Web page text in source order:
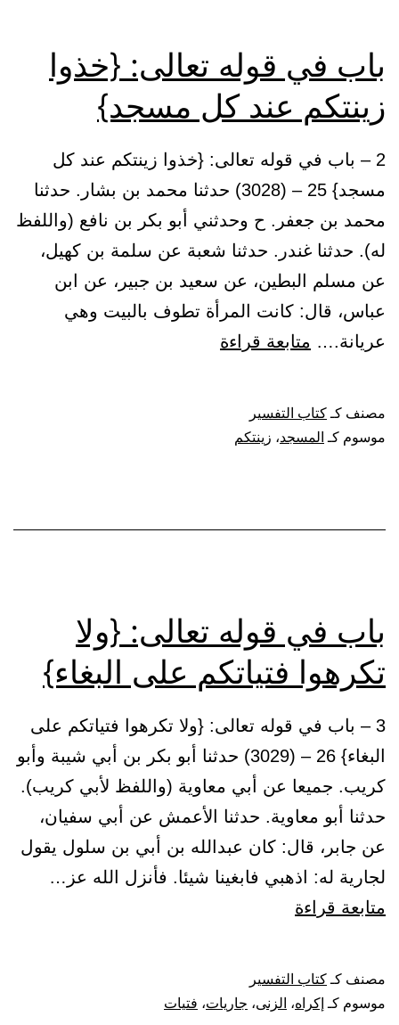
قلوبهم
لذكر
باب في قوله تعالى: {خذوا
زينتكم عند كل مسجد}
2 – باب في قوله تعالى: {خذوا زينتكم عند كل
مسجد} 25 – (3028) حدثنا محمد بن بشار. حدثنا
محمد بن جعفر. ح وحدثني أبو بكر بن نافع (واللفظ
له). حدثنا غندر. حدثنا شعبة عن سلمة بن كهيل،
عن مسلم البطين، عن سعيد بن جبير، عن ابن
عباس، قال: كانت المرأة تطوف بالبيت وهي
عريانة.… متابعة قراءة
مصنف كـ كتاب التفسير
موسوم كـ المسجد، زينتكم
باب في قوله تعالى: {ولا
تكرهوا فتياتكم على البغاء}
3 – باب في قوله تعالى: {ولا تكرهوا فتياتكم على
البغاء} 26 – (3029) حدثنا أبو بكر بن أبي شيبة وأبو
كريب. جميعا عن أبي معاوية (واللفظ لأبي كريب).
حدثنا أبو معاوية. حدثنا الأعمش عن أبي سفيان،
عن جابر، قال: كان عبدالله بن أبي بن سلول يقول
لجارية له: اذهبي فابغينا شيئا. فأنزل الله عز…
متابعة قراءة
تعالى:
مصنف كـ كتاب التفسير
موسوم كـ إكراه، الزنى، جاريات، فتيات